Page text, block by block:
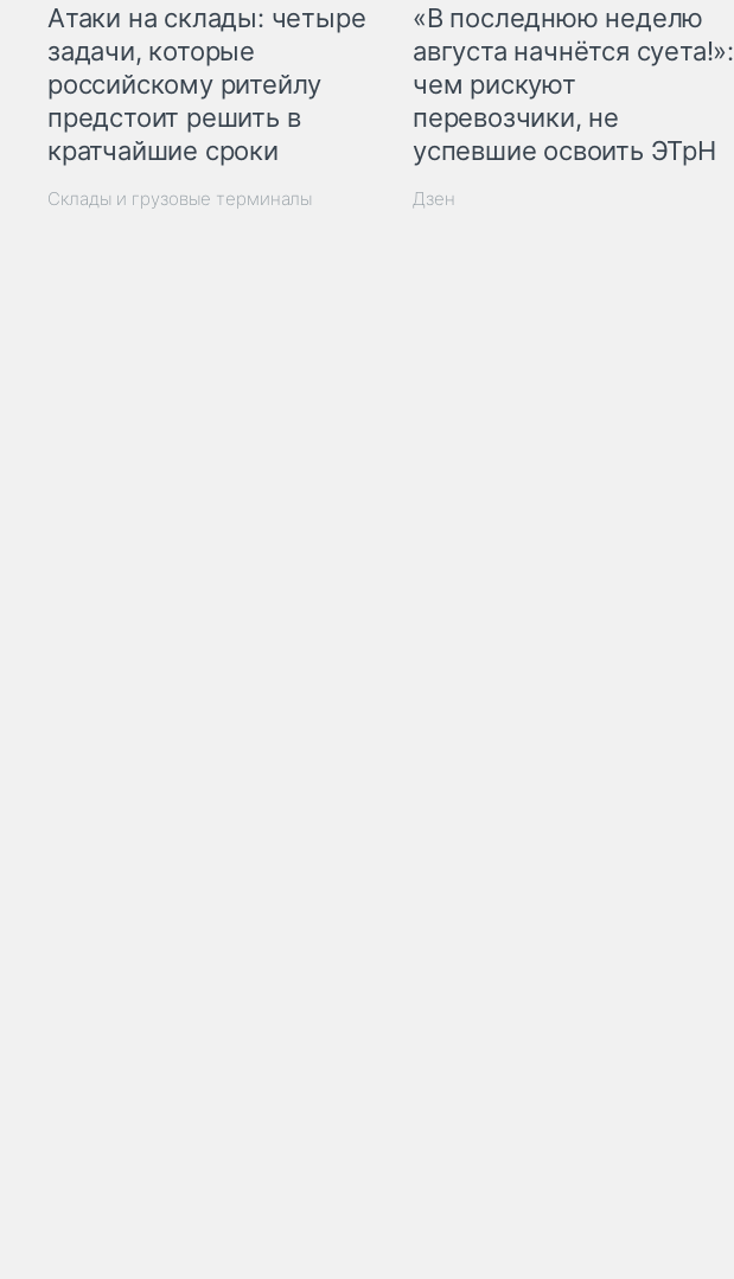
Атаки на склады: четыре
задачи, которые
российскому ритейлу
предстоит решить в
кратчайшие сроки
Склады и грузовые терминалы
«В последнюю неделю
августа начнётся суета!»:
чем рискуют
перевозчики, не
успевшие освоить ЭТрН
Дзен